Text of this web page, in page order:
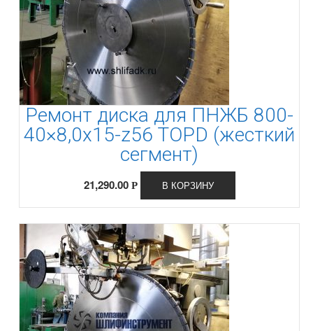
Ремонт диска для ПНЖБ 800-
40×8,0x15-z56 TOPD (жесткий
сегмент)
21,290.00 Р В КОРЗИНУ